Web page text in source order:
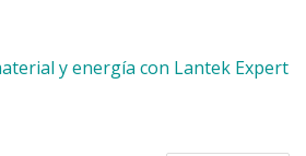
y energía con Lantek Expert